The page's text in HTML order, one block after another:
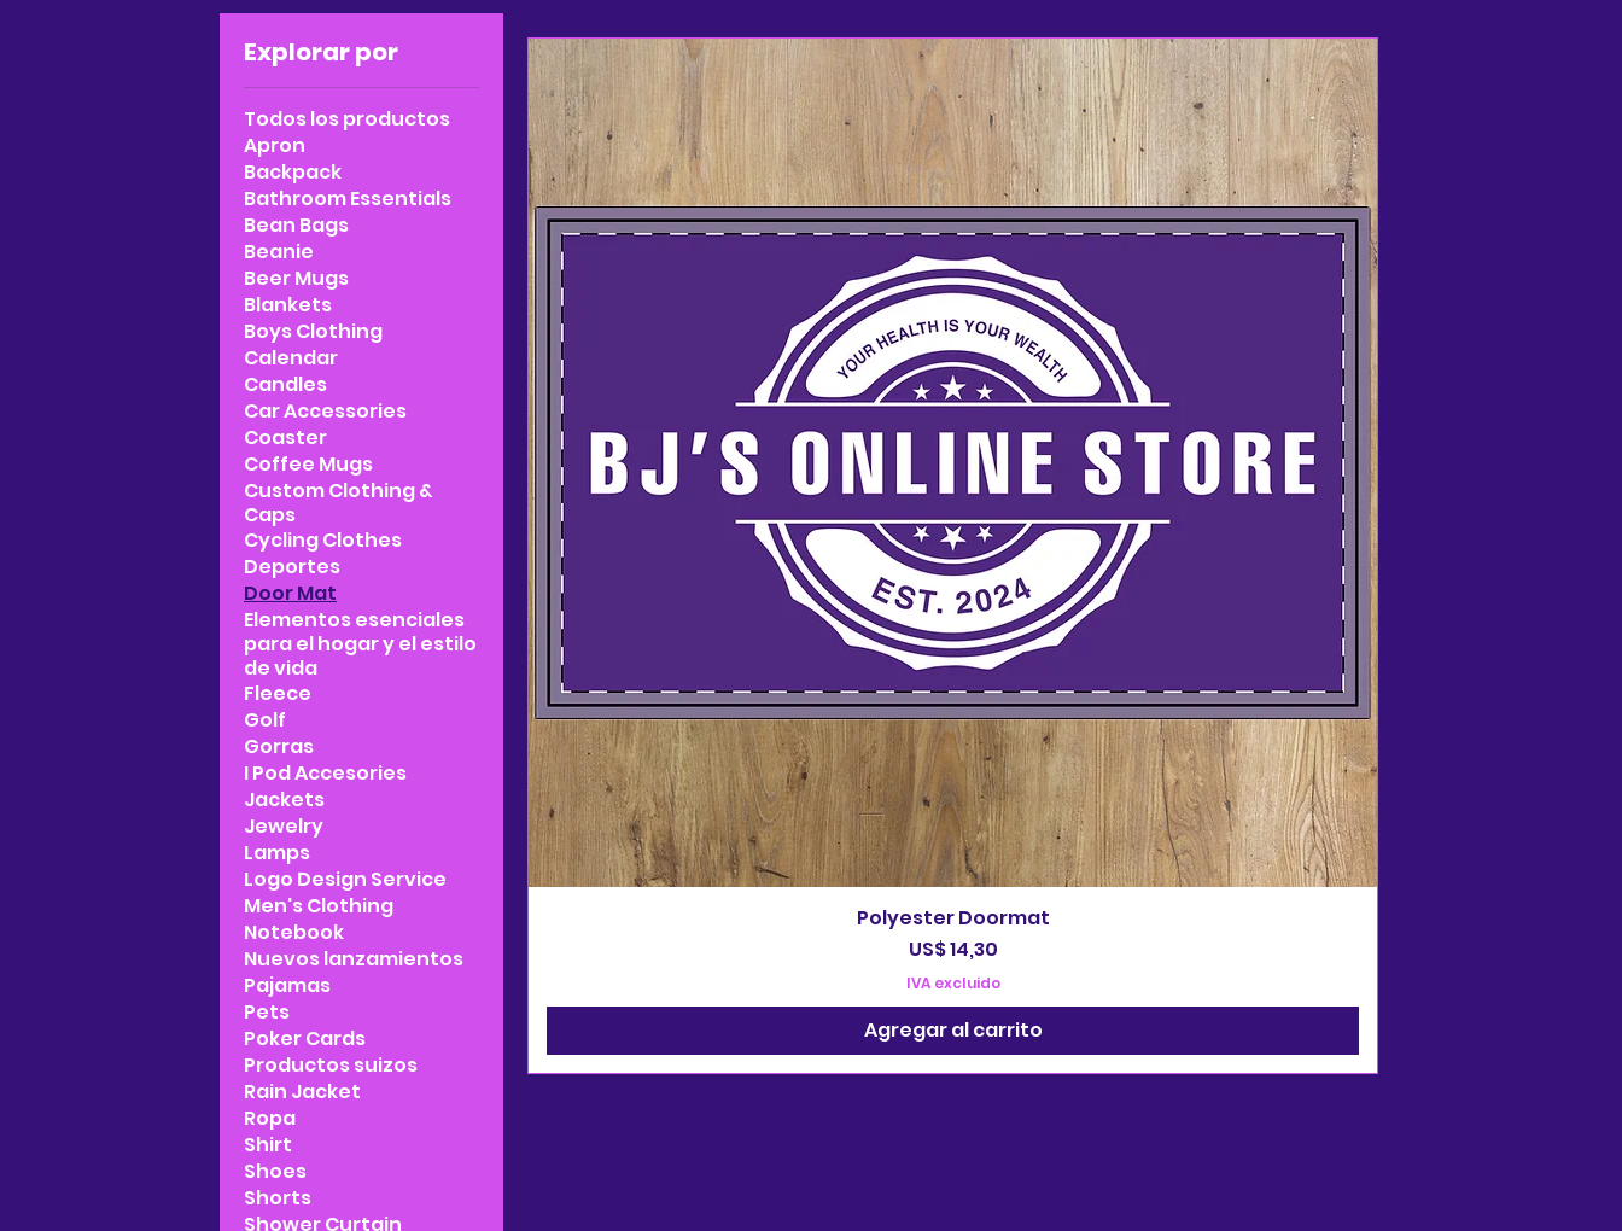
Explorar por
Todos los productos
Apron
Backpack
Bathroom Essentials
Bean Bags
Beanie
Beer Mugs
Blankets
Boys Clothing
Calendar
Candles
Car Accessories
Coaster
Coffee Mugs
Custom Clothing &
Caps
Cycling Clothes
Deportes
Door Mat
Elementos esenciales
para el hogar y el estilo
de vida
Fleece
Golf
Gorras
I Pod Accesories
Jackets
Jewelry
Lamps
Logo Design Service
Men's Clothing
Notebook
Nuevos lanzamientos
Pajamas
Pets
Poker Cards
Productos suizos
Rain Jacket
Ropa
Shirt
Shoes
Shorts
Shower Curtain
Polyester Doormat
Precio
US$ 14,30
IVA excluido
Agregar al carrito